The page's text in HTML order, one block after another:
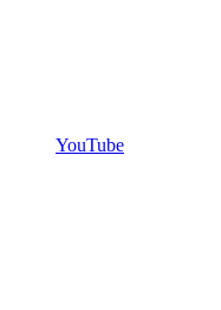
YouTube